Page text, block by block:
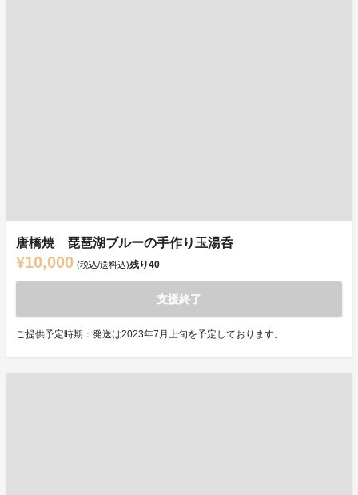
唐橋焼 琵琶湖ブルーの手作り玉湯呑
¥10,000 (税込/送料込)残り40
支援終了
ご提供予定時期：発送は2023年7月上旬を予定しております。